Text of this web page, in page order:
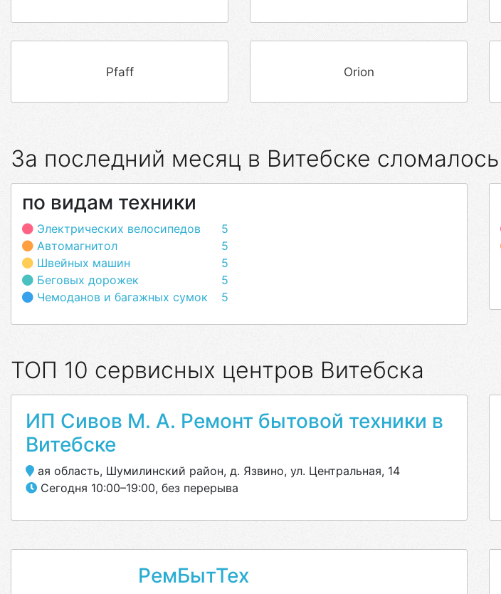
Pfaff Orion
За последний месяц в Витебске сломалось
по видам техники
Электрических велосипедов
5
Автомагнитол
5
Швейных машин
5
Беговых дорожек
5
Чемоданов и багажных сумок
5
ТОП 10 сервисных центров Витебска
ИП Сивов М. А. Ремонт бытовой техники в
Витебске
ая область, Шумилинский район, д. Язвино, ул. Центральная, 14
Сегодня 10:00–19:00, без перерыва
РемБытТех